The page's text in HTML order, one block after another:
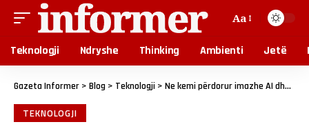
Aa
Teknologji Ndryshe Thinking Ambienti Jetë
Gazeta Informer > Blog > Teknologji > Ne kemi përdorur imazhe AI ​​dhe satelitore për të hartuar aktivitetet e oqeanit që ndodhin jashtë syve, duke përfshirë peshkimin, transportin dhe zhvillimin e energjisë
TEKNOLOGJI